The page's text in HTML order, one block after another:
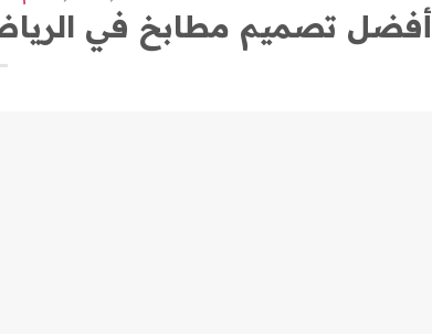
أفضل تصميم مطابخ في